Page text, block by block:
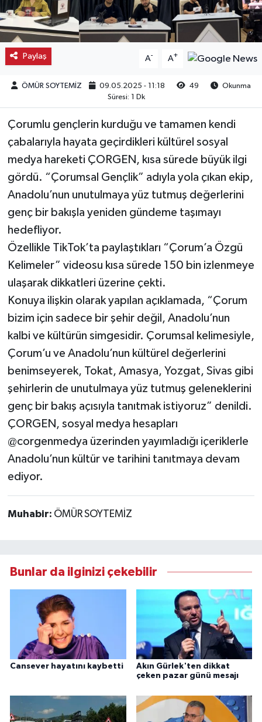
Paylaş A- A+
ÖMÜR SOYTEMİZ 09.05.2025 - 11:18 49
Okunma
Süresi: 1 Dk
Çorumlu gençlerin kurduğu ve tamamen kendi
çabalarıyla hayata geçirdikleri kültürel sosyal
medya hareketi ÇORGEN, kısa sürede büyük ilgi
gördü. “Çorumsal Gençlik” adıyla yola çıkan ekip,
Anadolu’nun unutulmaya yüz tutmuş değerlerini
genç bir bakışla yeniden gündeme taşımayı
hedefliyor.
Özellikle TikTok’ta paylaştıkları “Çorum’a Özgü
Kelimeler” videosu kısa sürede 150 bin izlenmeye
ulaşarak dikkatleri üzerine çekti.
Konuya ilişkin olarak yapılan açıklamada, “Çorum
bizim için sadece bir şehir değil, Anadolu’nun
kalbi ve kültürün simgesidir. Çorumsal kelimesiyle,
Çorum’u ve Anadolu’nun kültürel değerlerini
benimseyerek, Tokat, Amasya, Yozgat, Sivas gibi
şehirlerin de unutulmaya yüz tutmuş geleneklerini
genç bir bakış açısıyla tanıtmak istiyoruz” denildi.
ÇORGEN, sosyal medya hesapları
@corgenmedya üzerinden yayımladığı içeriklerle
Anadolu’nun kültür ve tarihini tanıtmaya devam
ediyor.
Muhabir: ÖMÜR SOYTEMİZ
Bunlar da ilginizi çekebilir
Cansever hayatını kaybetti
Akın Gürlek'ten dikkat
çeken pazar günü mesajı
Kargı
Laçin
Mecitözü
Oğuzlar
Ortaköy
Osmancık
Sungurlu
Uğurludağ
Sağlık